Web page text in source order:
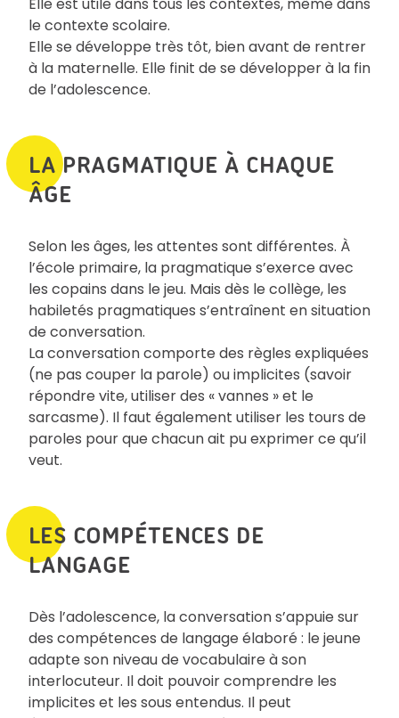
le contexte scolaire.
Elle se développe très tôt, bien avant de rentrer
à la maternelle. Elle finit de se développer à la fin
de l’adolescence.
LA PRAGMATIQUE À CHAQUE
ÂGE
Selon les âges, les attentes sont différentes. À
l’école primaire, la pragmatique s’exerce avec
les copains dans le jeu. Mais dès le collège, les
habiletés pragmatiques s’entraînent en situation
de conversation.
La conversation comporte des règles expliquées
(ne pas couper la parole) ou implicites (savoir
répondre vite, utiliser des « vannes » et le
sarcasme). Il faut également utiliser les tours de
paroles pour que chacun ait pu exprimer ce qu’il
veut.
LES COMPÉTENCES DE
LANGAGE
Dès l’adolescence, la conversation s’appuie sur
des compétences de langage élaboré : le jeune
adapte son niveau de vocabulaire à son
interlocuteur. Il doit pouvoir comprendre les
implicites et les sous entendus. Il peut